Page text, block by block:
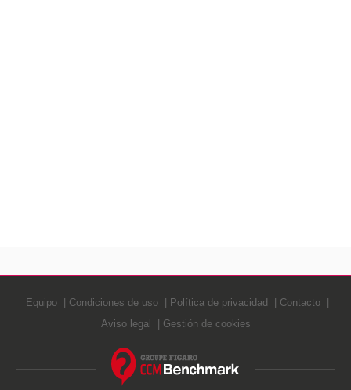
Equipo Condiciones de uso Política de privacidad
Contacto
Aviso legal
Gestión de cookies